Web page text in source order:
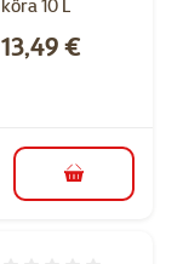
kôra 10 L
Cena
13,49 €
do košíka